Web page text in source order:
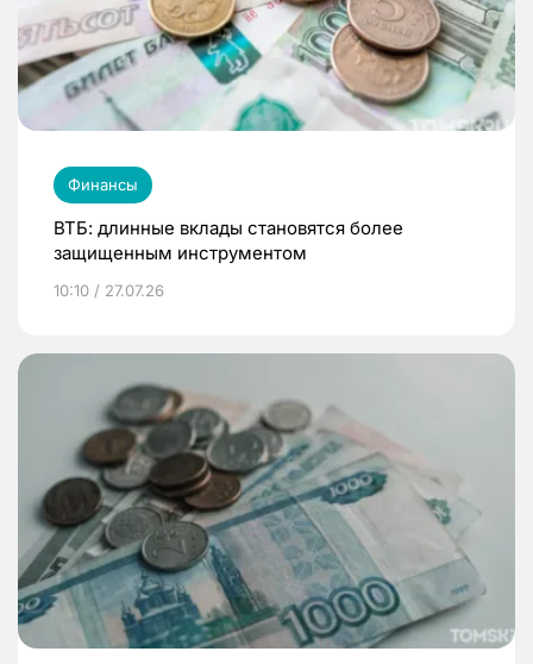
Финансы
ВТБ: длинные вклады становятся более
защищенным инструментом
10:10 / 27.07.26